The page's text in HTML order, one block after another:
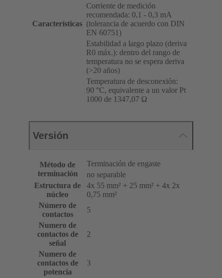
Características
Corriente de medición
recomendada: 0,1 - 0,3 mA
(tolerancia de acuerdo con DIN
EN 60751)
Estabilidad a largo plazo (deriva
R0 máx.): dentro del rango de
temperatura no se espera deriva
(>20 años)
Temperatura de desconexión:
90 °C, equivalente a un valor Pt
1000 de 1347,07 Ω
Versión
Método de
terminación
Terminación de engaste
no separable
Estructura de
núcleo
4x 55 mm² + 25 mm² + 4x 2x
0,75 mm²
Número de
contactos
5
Numero de
contactos de
señal
2
Numero de
contactos de
potencia
3